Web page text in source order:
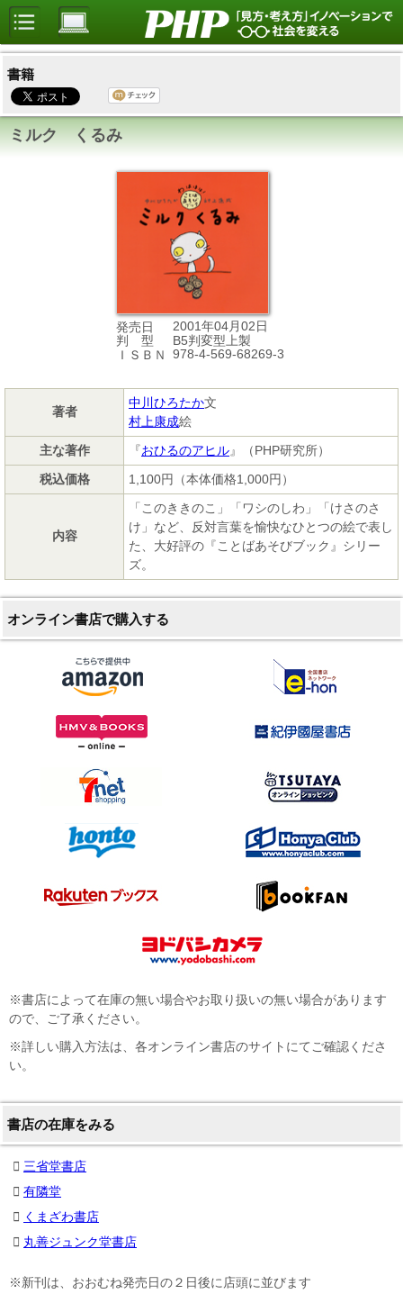
書籍
ミルク くるみ
発売日
2001年04月02日
判 型
B5判変型上製
ＩＳＢＮ
978-4-569-68269-3
著者
中川ひろたか文
村上康成絵
主な著作
『おひるのアヒル』（PHP研究所）
税込価格
1,100円（本体価格1,000円）
内容
「このききのこ」「ワシのしわ」「けさのさ
け」など、反対言葉を愉快なひとつの絵で表し
た、大好評の『ことばあそびブック』シリー
ズ。
オンライン書店で購入する
※書店によって在庫の無い場合やお取り扱いの無い場合があります
ので、ご了承ください。
※詳しい購入方法は、各オンライン書店のサイトにてご確認くださ
い。
書店の在庫をみる
三省堂書店
有隣堂
くまざわ書店
丸善ジュンク堂書店
※新刊は、おおむね発売日の２日後に店頭に並びます